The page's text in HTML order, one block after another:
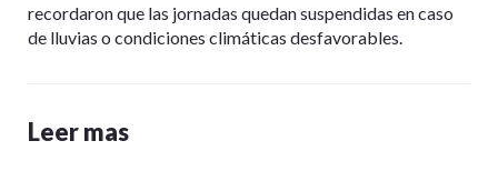
recordaron que las jornadas quedan suspendidas en caso
de lluvias o condiciones climáticas desfavorables.
Leer mas